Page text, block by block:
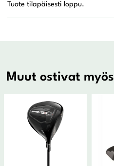
Muut ostivat myös